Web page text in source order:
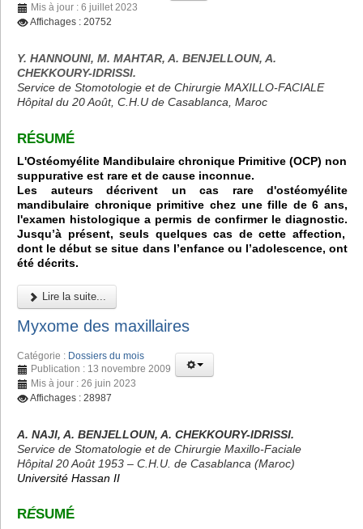
Mis à jour : 6 juillet 2023
Affichages : 20752
Y. HANNOUNI, M. MAHTAR, A. BENJELLOUN, A.
CHEKKOURY-IDRISSI.
Service de Stomotologie et de Chirurgie MAXILLO-FACIALE
Hôpital du 20 Août, C.H.U de Casablanca, Maroc
RÉSUMÉ
L'Ostéomyélite Mandibulaire chronique Primitive (OCP) non
suppurative est rare et de cause inconnue.
Les auteurs décrivent un cas rare d'ostéomyélite
mandibulaire chronique primitive chez une fille de 6 ans,
l'examen histologique a permis de confirmer le diagnostic.
Jusqu’à présent, seuls quelques cas de cette affection,
dont le début se situe dans l’enfance ou l’adolescence, ont
été décrits.
Lire la suite...
Myxome des maxillaires
Catégorie : Dossiers du mois
Publication : 13 novembre 2009
Mis à jour : 26 juin 2023
Affichages : 28987
A. NAJI, A. BENJELLOUN, A. CHEKKOURY-IDRISSI.
Service de Stomatologie et de Chirurgie Maxillo-Faciale
Hôpital 20 Août 1953 – C.H.U. de Casablanca (Maroc)
Université Hassan II
RÉSUMÉ